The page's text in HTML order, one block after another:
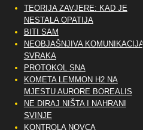
TEORIJA ZAVJERE: KAD JE
NESTALA OPATIJA
BITI SAM
NEOBJAŠNJIVA KOMUNIKACIJA
SVRAKA
PROTOKOL SNA
KOMETA LEMMON H2 NA
MJESTU AURORE BOREALIS
NE DIRAJ NIŠTA I NAHRANI
SVINJE
KONTROLA NOVCA